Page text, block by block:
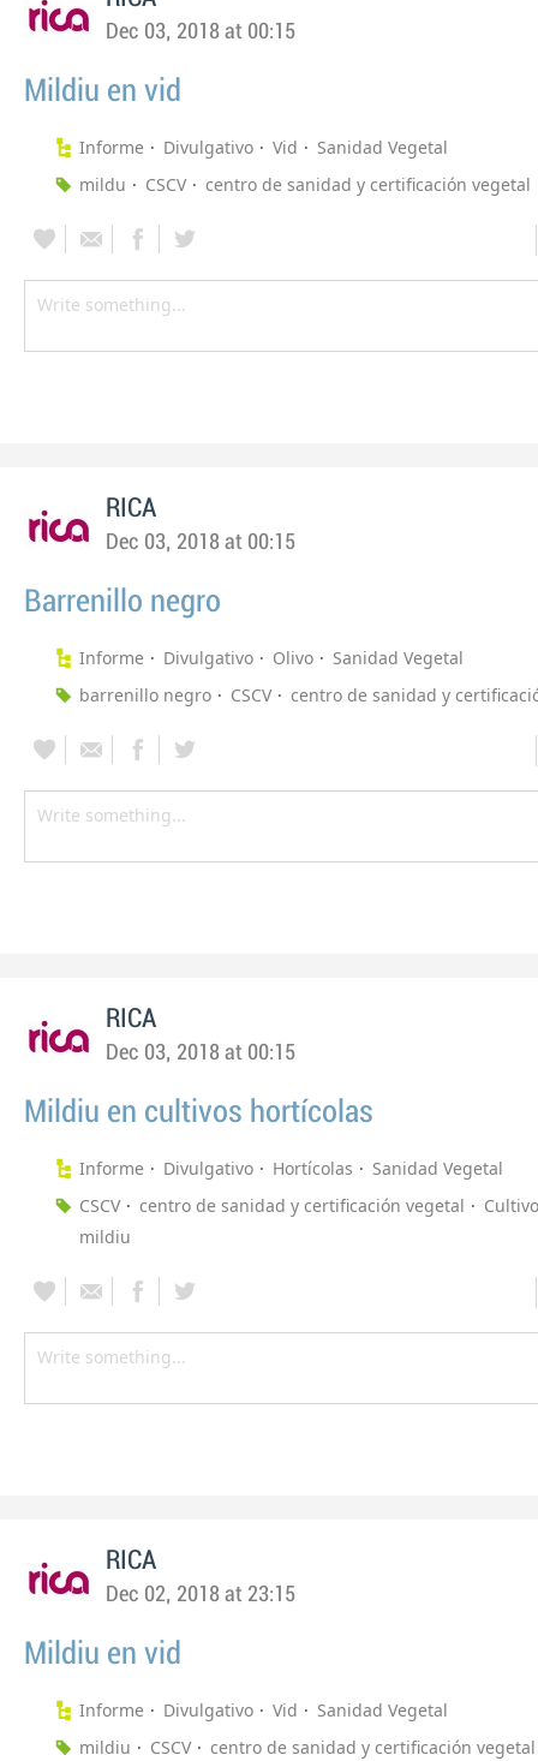
Dec 03, 2018 at 00:15
Mildiu en vid
Informe Divulgativo Vid
Sanidad Vegetal
mildu
CSCV centro de sanidad y certificación vegetal
RICA
Dec 03, 2018 at 00:15
Barrenillo negro
Informe Divulgativo Olivo
Sanidad Vegetal
barrenillo negro
CSCV centro de sanidad y
RICA
Dec 03, 2018 at 00:15
Mildiu en cultivos hortícolas
Informe Divulgativo Hortícolas
Sanidad Vegetal
CSCV
centro de sanidad y certificación vegetal
mildiu
RICA
Dec 02, 2018 at 23:15
Mildiu en vid
Informe Divulgativo Vid
Sanidad Vegetal
mildiu
CSCV
centro de sanidad y certificación vegetal